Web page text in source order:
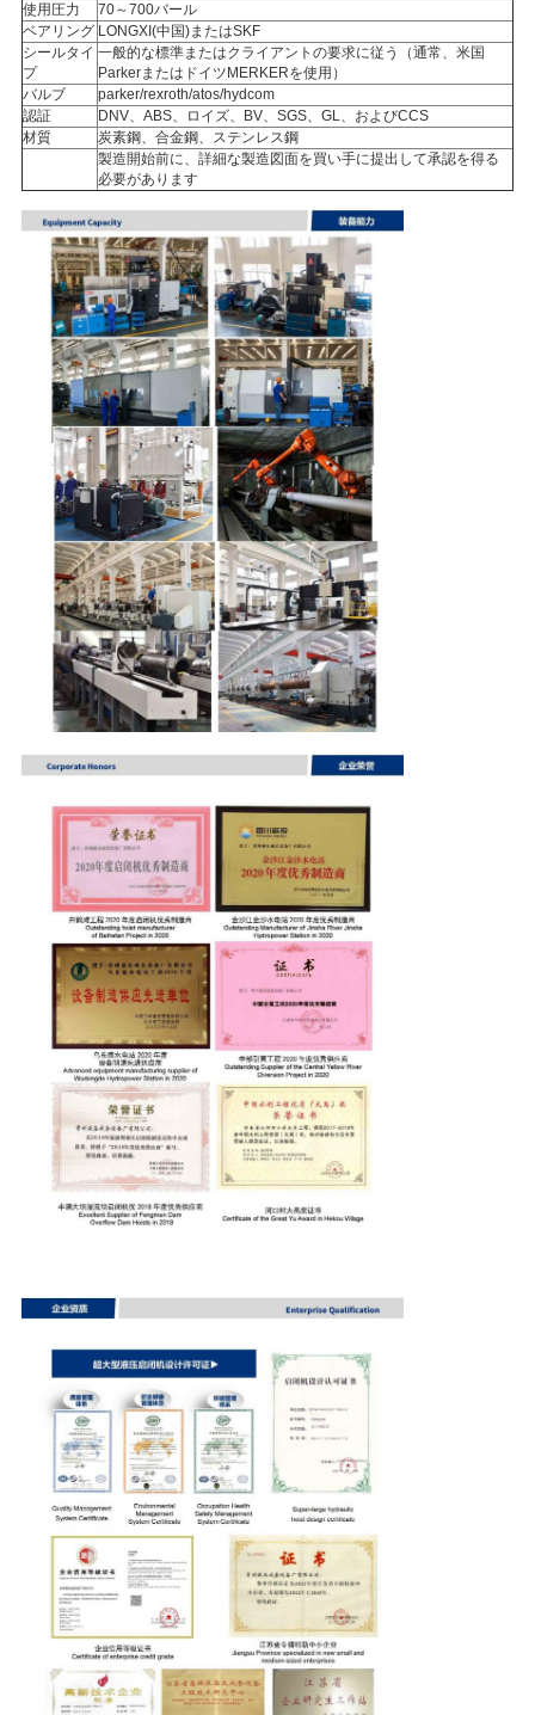
連
絡
く
だ
さ
さ
ポ
使用圧力
70～700バール
ベアリング LONGXI(中国)またはSKF
シールタイ
プ
一般的な標準またはクライアントの要求に従う（通常、米国
ParkerまたはドイツMERKERを使用）
バルブ
parker/rexroth/atos/hydcom
認証
DNV、ABS、ロイズ、BV、SGS、GL、およびCCS
材質
炭素鋼、合金鋼、ステンレス鋼
製造開始前に、詳細な製造図面を買い手に提出して承認を得る
必要があります